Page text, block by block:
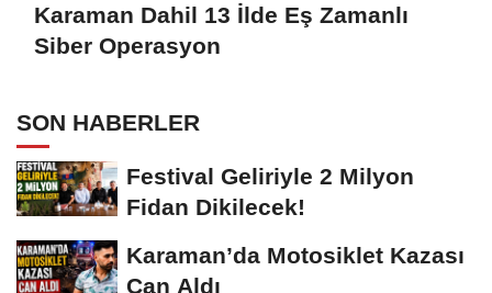
Karaman Dahil 13 İlde Eş Zamanlı
Siber Operasyon
SON HABERLER
Festival Geliriyle 2 Milyon
Fidan Dikilecek!
Karaman’da Motosiklet Kazası
Can Aldı